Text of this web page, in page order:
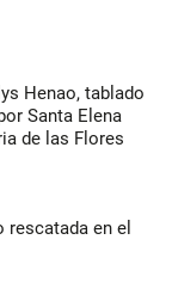
Henao, tablado
Santa Elena
de las Flores
en el